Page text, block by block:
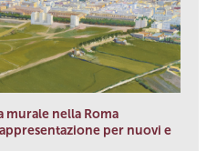
murale nella Roma
per nuovi e